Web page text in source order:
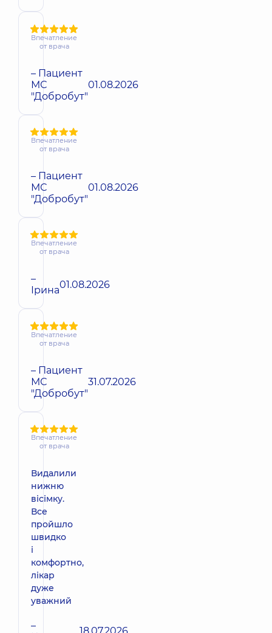
Впечатление
от врача
– Пациент
МС
"Добробут"
01.08.2026
Впечатление
от врача
– Пациент
МС
"Добробут"
01.08.2026
Впечатление
от врача
–
Ірина01.08.2026
Впечатление
от врача
– Пациент
МС
"Добробут"
31.07.2026
Впечатление
от врача
Видалили
нижню
вісімку.
Все
пройшло
швидко
і
комфортно,
лікар
дуже
уважний
–